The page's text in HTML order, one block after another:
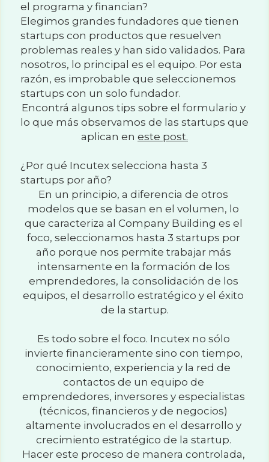
el programa y financian?
Elegimos grandes fundadores que tienen
startups con productos que resuelven
problemas reales y han sido validados. Para
nosotros, lo principal es el equipo. Por esta
razón, es improbable que seleccionemos
startups con un solo fundador.
Encontrá algunos tips sobre el formulario y
lo que más observamos de las startups que
aplican en este post.
¿Por qué Incutex selecciona hasta 3
startups por año?
En un principio, a diferencia de otros
modelos que se basan en el volumen, lo
que caracteriza al Company Building es el
foco, seleccionamos hasta 3 startups por
año porque nos permite trabajar más
intensamente en la formación de los
emprendedores, la consolidación de los
equipos, el desarrollo estratégico y el éxito
de la startup.
Es todo sobre el foco. Incutex no sólo
invierte financieramente sino con tiempo,
conocimiento, experiencia y la red de
contactos de un equipo de
emprendedores, inversores y especialistas
(técnicos, financieros y de negocios)
altamente involucrados en el desarrollo y
crecimiento estratégico de la startup.
Hacer este proceso de manera controlada,